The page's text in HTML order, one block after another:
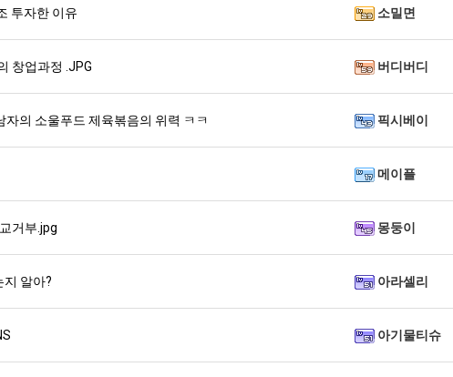
투자한 이유 소밀면
창업과정 .JPG 버디버디
자의 소울푸드 제육볶음의 위력 ㅋㅋ 픽시베이
메이플
거부.jpg 몽둥이
지 알아? 아라셀리
아기물티슈